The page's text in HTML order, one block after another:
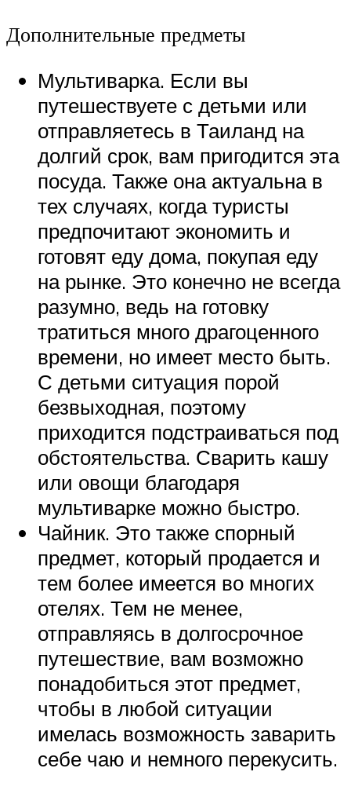
Дополнительные предметы
Мультиварка. Если вы
путешествуете с детьми или
отправляетесь в Таиланд на
долгий срок, вам пригодится эта
посуда. Также она актуальна в
тех случаях, когда туристы
предпочитают экономить и
готовят еду дома, покупая еду
на рынке. Это конечно не всегда
разумно, ведь на готовку
тратиться много драгоценного
времени, но имеет место быть.
С детьми ситуация порой
безвыходная, поэтому
приходится подстраиваться под
обстоятельства. Сварить кашу
или овощи благодаря
мультиварке можно быстро.
Чайник. Это также спорный
предмет, который продается и
тем более имеется во многих
отелях. Тем не менее,
отправляясь в долгосрочное
путешествие, вам возможно
понадобиться этот предмет,
чтобы в любой ситуации
имелась возможность заварить
себе чаю и немного перекусить.